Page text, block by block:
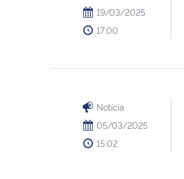
19/03/2025
17:00
Notícia
05/03/2025
15:02